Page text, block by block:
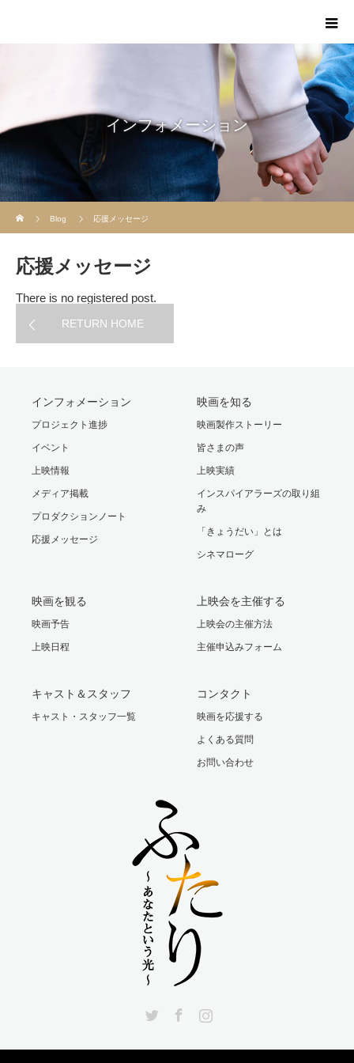
インフォメーション
Blog
応援メッセージ
応援メッセージ
There is no registered post.
RETURN HOME
インフォメーション
プロジェクト進捗
イベント
上映情報
メディア掲載
プロダクションノート
応援メッセージ
映画を知る
映画製作ストーリー
皆さまの声
上映実績
インスパイアラーズの取り組
み
「きょうだい」とは
シネマローグ
映画を観る
映画予告
上映日程
上映会を主催する
上映会の主催方法
主催申込みフォーム
キャスト＆スタッフ
キャスト・スタッフ一覧
コンタクト
映画を応援する
よくある質問
お問い合わせ